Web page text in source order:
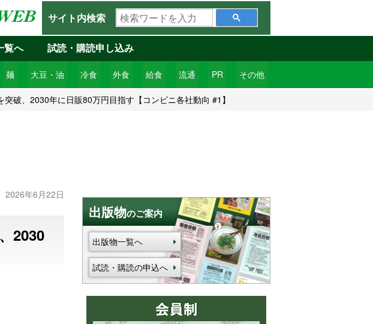
サイト内検索
検
索
ワ
ー
ド
を
入
麺 大豆・油 冷食 外食 給食 流通 PR その他
覧へ 試読・購読申し込み
破、2030年に日販80万円目指す【コンビニ各社動向 #1】
2026年6月22日
2030
出版物のご案内
出版物一覧へ
試読・購読の申込へ